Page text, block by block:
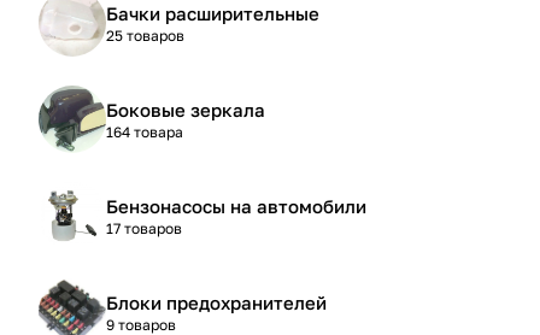
Бачки расширительные
25 товаров
Боковые зеркала
164 товара
Бензонасосы на автомобили
17 товаров
Блоки предохранителей
9 товаров